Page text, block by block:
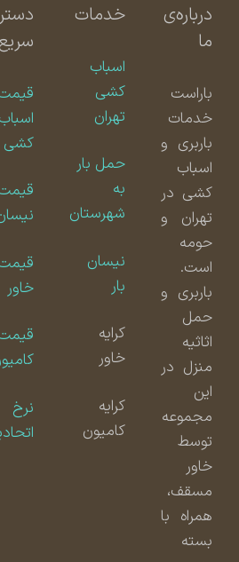
درباره‌ی
باراست
خدمات
باربری و
اسباب
کشی در
تهران و
حومه
است.
باربری و
حمل
اثاثیه
منزل در
مجموعه
توسط
مسقف،
همراه با
بسته
خدمات
اسباب
کشی
تهران
حمل بار
شهرستان
نیسان
کامیون
دسترسی
سریع
قیمت
اسباب
کشی
قیمت
نیسان
قیمت
قیمت
کامیون
اتحادیه